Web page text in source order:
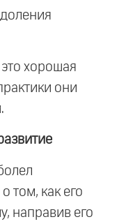
хорошая
они
том, как его
направив его